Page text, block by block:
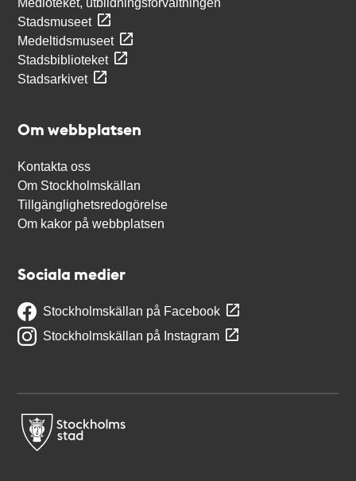
Medioteket, utbildningsförvaltningen
Stadsmuseet
Medeltidsmuseet
Stadsbiblioteket
Stadsarkivet
Om webbplatsen
Kontakta oss
Om Stockholmskällan
Tillgänglighetsredogörelse
Om kakor på webbplatsen
Sociala medier
Stockholmskällan på Facebook
Stockholmskällan på Instagram